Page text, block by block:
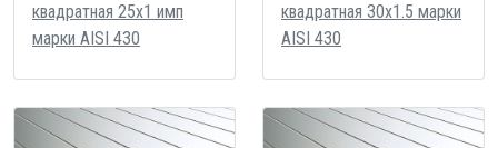
квадратная 25х1 имп
марки AISI 430
квадратная 30х1.5 марки
AISI 430